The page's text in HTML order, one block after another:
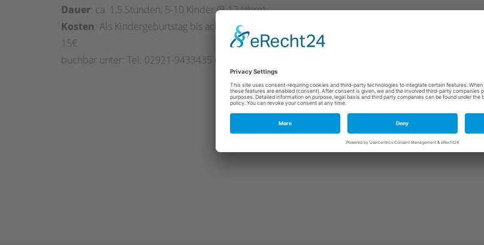
Dauer: ca. 1,5 Stunden, 5-10 Kinder (9-12 Jahre)
Kosten: Als Kindergeburtstag bis acht Kinder: 90€ (am Wochenende 110€), für weitere Kinder zzgl. je
15€
buchbar unter: Tel. 02921-9433435 oder